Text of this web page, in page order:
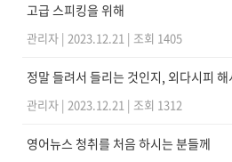
고급 스피킹을 위해
관리자 | 2023.12.21 | 조회 1405
정말 들려서 들리는 것인지, 외다시피
관리자 | 2023.12.21 | 조회 1312
영어뉴스 청취를 처음 하시는 분들께